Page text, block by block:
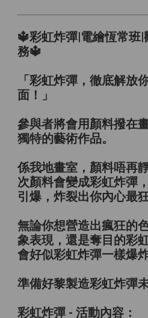
🔱彩虹炸彈|電繪恆常班
務🔱
「彩虹炸彈，徹底解放
面！」
參與者將會用顏料撥在
獨特的藝術作品。
係我地畫室，顏料唔再
次顏料會變成彩虹炸彈
引爆，炸裂出你內心最
無論你想營造出瘋狂的
象表現，還是奪目的彩
會好似彩虹炸彈一樣爆炸
準備好黎製造彩虹炸彈
彩虹炸彈 - 活動內容：